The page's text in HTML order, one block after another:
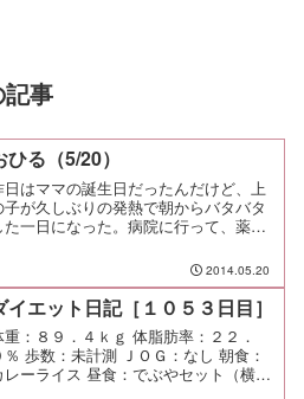
事
ひる（5/20）
日はママの誕生日だったんだけど、上
子が久しぶりの発熱で朝からバタバタ
た一日になった。病院に行って、薬を
ーに行って、ゼリーやヨーグルトを買い
んで。でも、発熱と頭痛に襲われて食
も無い上の子が食べたが...
2014.05.20
イエット日記［１０５３日目］
重：８９．４ｋｇ 体脂肪率：２２．
％ 歩数：未計測 ＪＯＧ：なし 朝食：
レーライス 昼食：でぶやセット（横濱